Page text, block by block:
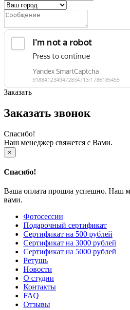
Заказать
Заказать звонок
Спасибо!
Наш менеджер свяжется с Вами.
×
Спасибо!
Ваша оплата прошла успешно. Наш
вами.
Фотосессии
Подарочный сертификат
Сертификат на 500 рублей
Сертификат на 3000 рублей
Сертификат на 5000 рублей
Ретушь
Новости
О студии
Контакты
FAQ
Отзывы